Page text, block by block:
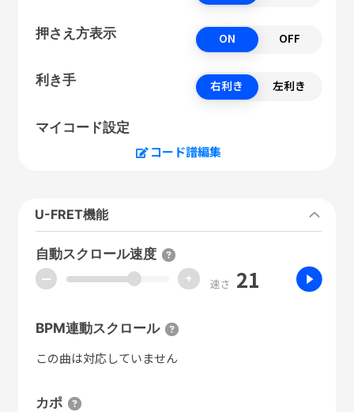
押さえ方表示 ON OFF
利き手 右利き 左利き
マイコード設定
コード譜編集
U-FRET機能
自動スクロール速度
ー + 速さ 21
BPM連動スクロール
この曲は対応していません
カポ